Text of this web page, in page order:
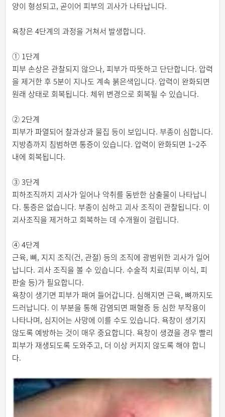
양이 형성되고, 곧이어 피부의 괴사가 나타납니다.
욕창은 4단계의 과정을 거쳐서 발생합니다.
① 1단계
피부 손상은 관찰되지 않으나, 피부가 따뜻하고 단단합니다. 압력
을 제거한 후 5분이 지나도 계속 붉은색입니다. 압력이 완화되면
원래 상태로 회복됩니다. 체위 변경으로 회복될 수 있습니다.
② 2단계
피부가 파열되어 찰과상과 물집 등이 보입니다. 부종이 심합니다.
지방층까지 침범하면 통증이 있습니다. 압력이 완화되면 1~2주
내에 회복됩니다.
③ 3단계
피하조직까지 괴사가 일어나 악취를 동반한 삼출물이 나타납니
다. 통증은 없습니다. 부종이 심하고 괴사 조직이 관찰됩니다. 이
괴사조직을 제거하고 회복하는 데 수개월이 걸립니다.
④ 4단계
근육, 뼈, 지지 조직(건, 관절) 등의 조직에 광범위한 괴사가 일어
납니다. 괴사 조직을 볼 수 있습니다. 수술적 치료(피부 이식, 피
판술 등)가 필요합니다.
욕창이 생기면 피부가 패여 들어갑니다. 심해지면 근육, 뼈까지도
드러납니다. 이 부분을 통해 감염되면 패혈증 등 심한 부작용이
나타나며, 심지어는 사망에 이를 수도 있습니다. 욕창이 생기지
않도록 예방하는 것이 매우 중요합니다. 욕창이 생겼을 경우 빨리
피부가 재생되도록 도와주고, 더 이상 커지지 않도록 해야 합니
다.